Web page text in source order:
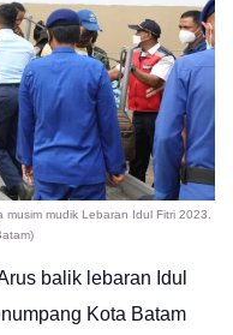
mudik Lebaran Idul Fitri 2023.
balik lebaran Idul
Kota Batam